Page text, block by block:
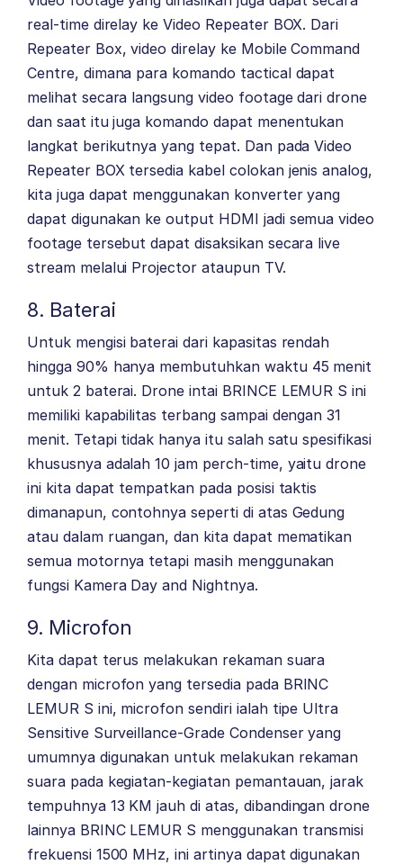
real-time direlay ke Video Repeater BOX. Dari
Repeater Box, video direlay ke Mobile Command
Centre, dimana para komando tactical dapat
melihat secara langsung video footage dari drone
dan saat itu juga komando dapat menentukan
langkat berikutnya yang tepat. Dan pada Video
Repeater BOX tersedia kabel colokan jenis analog,
kita juga dapat menggunakan konverter yang
dapat digunakan ke output HDMI jadi semua video
footage tersebut dapat disaksikan secara live
stream melalui Projector ataupun TV.
8. Baterai
Untuk mengisi baterai dari kapasitas rendah
hingga 90% hanya membutuhkan waktu 45 menit
untuk 2 baterai. Drone intai BRINCE LEMUR S ini
memiliki kapabilitas terbang sampai dengan 31
menit. Tetapi tidak hanya itu salah satu spesifikasi
khususnya adalah 10 jam perch-time, yaitu drone
ini kita dapat tempatkan pada posisi taktis
dimanapun, contohnya seperti di atas Gedung
atau dalam ruangan, dan kita dapat mematikan
semua motornya tetapi masih menggunakan
fungsi Kamera Day and Nightnya.
9. Microfon
Kita dapat terus melakukan rekaman suara
dengan microfon yang tersedia pada BRINC
LEMUR S ini, microfon sendiri ialah tipe Ultra
Sensitive Surveillance-Grade Condenser yang
umumnya digunakan untuk melakukan rekaman
suara pada kegiatan-kegiatan pemantauan, jarak
tempuhnya 13 KM jauh di atas, dibandingan drone
lainnya BRINC LEMUR S menggunakan transmisi
frekuensi 1500 MHz, ini artinya dapat digunakan